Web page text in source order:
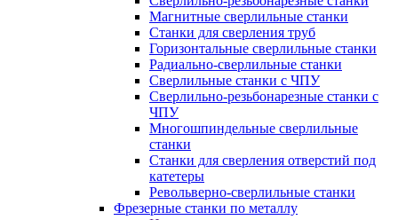
Магнитные сверлильные станки
Станки для сверления труб
Горизонтальные сверлильные станки
Радиально-сверлильные станки
Сверлильные станки с ЧПУ
Сверлильно-резьбонарезные станки с
ЧПУ
Многошпиндельные сверлильные
станки
Станки для сверления отверстий под
катетеры
Револьверно-сверлильные станки
Фрезерные станки по металлу